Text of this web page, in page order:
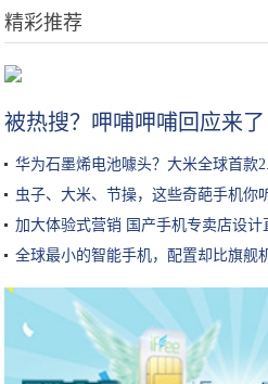
精彩推荐
被热搜？呷哺呷哺回应来了
华为石墨烯电池噱头？大米全球首款
虫子、大米、节操，这些奇葩手机你
加大体验式营销 国产手机专卖店设计
全球最小的智能手机，配置却比旗舰